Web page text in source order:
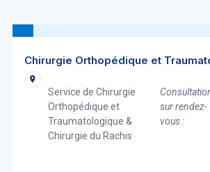
Chirurgie Orthopédique et
Service de Chirurgie
Orthopédique et
Traumatologique &
Chirurgie du Rachis
sur rendez-
vous :